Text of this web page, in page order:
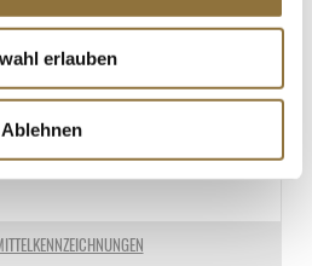
erlauben
Ablehnen
verfügbar. i
Gel, Transparente Gelatine